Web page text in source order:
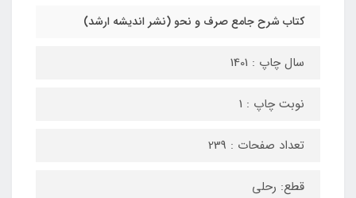
کتاب شرح جامع صرف و نحو (نشر اندیشه ارشد)
سال چاپ : 1401
نوبت چاپ : 1
تعداد صفحات : 239
قطع: رحلی